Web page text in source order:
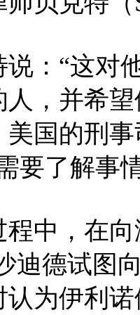
“这对他
人，并希
美国的刑
要了解事
，在向
迪德试图
认为伊利